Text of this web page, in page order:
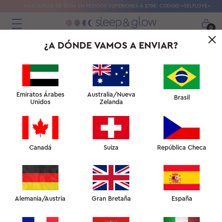
MASCARILLA DE SEDA EN PEDIDOS SUPERIORES A 270€: CÓDIGO «SELFLOVE»
0
¿A DÓNDE VAMOS A ENVIAR?
Emiratos Árabes
Unidos
Australia/Nueva
Zelanda
Brasil
Canadá Suiza República Checa
Alemania/Austria Gran Bretaña España